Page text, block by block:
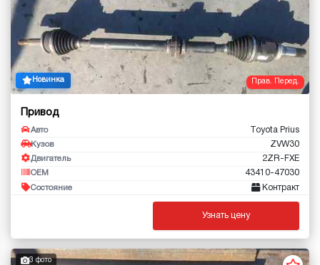
Прав. Перед.
Новинка
Привод
Авто Toyota Prius
Кузов ZVW30
Двигатель 2ZR-FXE
OEM 43410-47030
Состояние Контракт
Узнать цену
3 фото